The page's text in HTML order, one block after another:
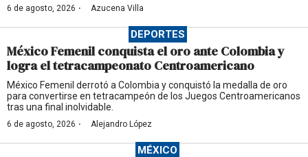
6 de agosto, 2026 · Azucena Villa
DEPORTES
México Femenil conquista el oro ante Colombia y
logra el tetracampeonato Centroamericano
México Femenil derrotó a Colombia y conquistó la medalla de oro
para convertirse en tetracampeón de los Juegos Centroamericanos
tras una final inolvidable.
6 de agosto, 2026 · Alejandro López
MÉXICO